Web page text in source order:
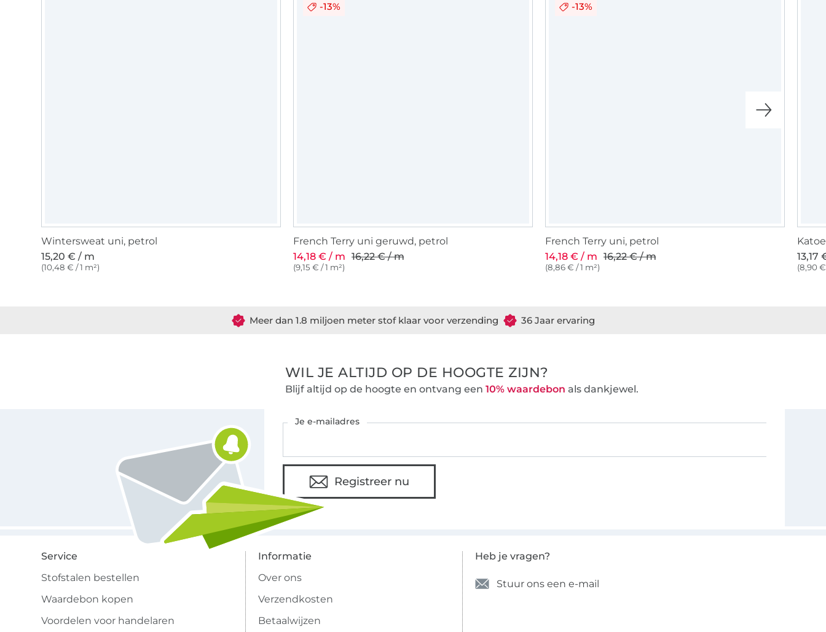
Wintersweat uni, petrol
15,20 € / m
(10,48 € / 1 m²)
-13%
French Terry uni geruwd, petrol
14,18 € / m 16,22 € / m
(9,15 € / 1 m²)
-13%
French Terry uni, petrol
14,18 € / m 16,22 € / m
(8,86 € / 1 m²)
13,17
(8,90 €
Meer dan 1.8 miljoen meter stof klaar voor verzending 36 Jaar ervaring
WIL JE ALTIJD OP DE HOOGTE ZIJN?
Blijf altijd op de hoogte en ontvang een 10% waardebon als dankjewel.
Je e-mailadres
Registreer nu
Service
Stofstalen bestellen
Waardebon kopen
Voordelen voor handelaren
Informatie
Over ons
Verzendkosten
Betaalwijzen
Heb je vragen?
Stuur ons een e-mail